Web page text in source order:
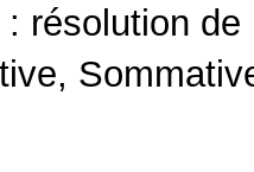
résolution de